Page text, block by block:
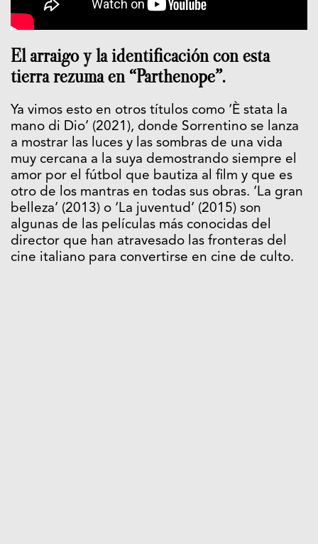
El arraigo y la identificación con esta
tierra rezuma en “Parthenope”.
Ya vimos esto en otros títulos como ‘È stata la
mano di Dio’ (2021), donde Sorrentino se lanza
a mostrar las luces y las sombras de una vida
muy cercana a la suya demostrando siempre el
amor por el fútbol que bautiza al film y que es
otro de los mantras en todas sus obras. ‘La gran
belleza’ (2013) o ‘La juventud’ (2015) son
algunas de las películas más conocidas del
director que han atravesado las fronteras del
cine italiano para convertirse en cine de culto.